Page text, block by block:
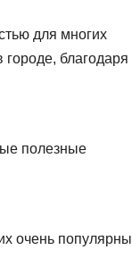
для многих
благодаря
полезные
очень популярны